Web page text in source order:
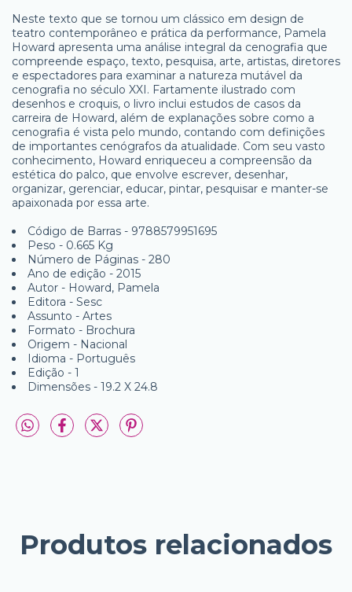
Neste texto que se tornou um clássico em design de
teatro contemporâneo e prática da performance, Pamela
Howard apresenta uma análise integral da cenografia que
compreende espaço, texto, pesquisa, arte, artistas, diretores
e espectadores para examinar a natureza mutável da
cenografia no século XXI. Fartamente ilustrado com
desenhos e croquis, o livro inclui estudos de casos da
carreira de Howard, além de explanações sobre como a
cenografia é vista pelo mundo, contando com definições
de importantes cenógrafos da atualidade. Com seu vasto
conhecimento, Howard enriqueceu a compreensão da
estética do palco, que envolve escrever, desenhar,
organizar, gerenciar, educar, pintar, pesquisar e manter-se
apaixonada por essa arte.
Código de Barras - 9788579951695
Peso - 0.665 Kg
Número de Páginas - 280
Ano de edição - 2015
Autor - Howard, Pamela
Editora - Sesc
Assunto - Artes
Formato - Brochura
Origem - Nacional
Idioma - Português
Edição - 1
Dimensões - 19.2 X 24.8
Produtos relacionados